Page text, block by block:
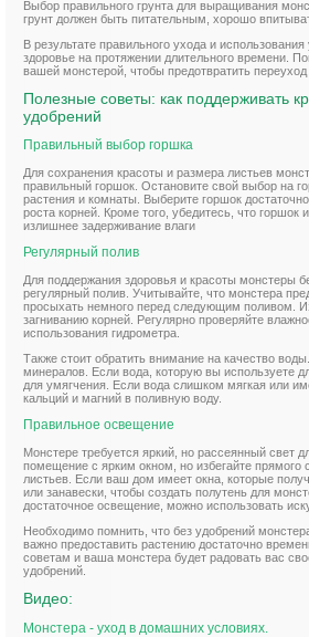
Выбор правильного грунта для выращивания
грунт должен быть питательным, хорошо
В результате правильного ухода и
здоровье на протяжении длительного времени.
вашей монстерой, чтобы предотвратить
Полезные советы: как поддерживать
удобрений
Правильный выбор горшка
Для сохранения красоты и размера листьев
правильный горшок. Остановите свой выбор на
растения и комнаты. Выберите горшок
роста корней. Кроме того, убедитесь, что горшок
излишнее задерживание влаги
Регулярный полив
Для поддержания здоровья и красоты монстеры
регулярный полив. Учитывайте, что монстера
просыхать немного перед следующим поливом.
загниванию корней. Регулярно проверяйте
использования гидрометра.
Также стоит обратить внимание на качество
минералов. Если вода, которую вы используете
для умягчения. Если вода слишком мягкая или
кальций и магний в поливную воду.
Правильное освещение
Монстере требуется яркий, но рассеянный свет
помещение с ярким окном, но избегайте прямого
листьев. Если ваш дом имеет окна, которые
или занавески, чтобы создать полутень для
достаточное освещение, можно использовать
Необходимо помнить, что без удобрений
важно предоставить растению достаточно
советам и ваша монстера будет радовать вас
удобрений.
Видео:
Монстера - уход в домашних условиях.